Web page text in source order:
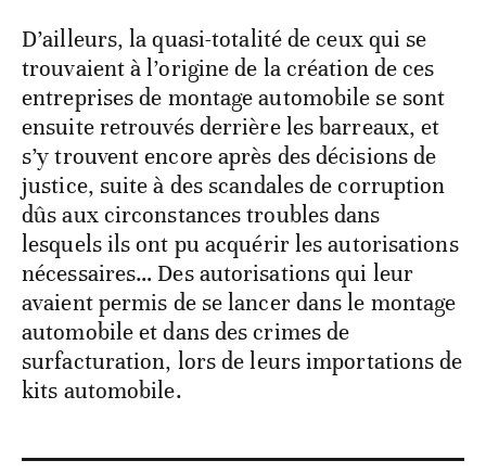
D’ailleurs, la quasi-totalité de ceux qui se
trouvaient à l’origine de la création de ces
entreprises de montage automobile se sont
ensuite retrouvés derrière les barreaux, et
s’y trouvent encore après des décisions de
justice, suite à des scandales de corruption
dûs aux circonstances troubles dans
lesquels ils ont pu acquérir les autorisations
nécessaires… Des autorisations qui leur
avaient permis de se lancer dans le montage
automobile et dans des crimes de
surfacturation, lors de leurs importations de
kits automobile.